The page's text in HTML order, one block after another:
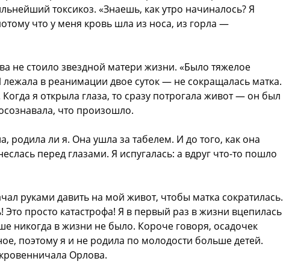
токсикоз. «Знаешь, как утро начиналось? Я
что у меня кровь шла из носа, из горла —
не стоило звездной матери жизни. «Было тяжелое
в реанимации двое суток — не сокращалась матка.
я открыла глаза, то сразу потрогала живот — он был
что произошло.
родила ли я. Она ушла за табелем. И до того, как она
перед глазами. Я испугалась: а вдруг что-то пошло
руками давить на мой живот, чтобы матка сократилась.
просто катастрофа! Я в первый раз в жизни вцепилась
никогда в жизни не было. Короче говоря, осадочек
поэтому я и не родила по молодости больше детей.
Орлова.